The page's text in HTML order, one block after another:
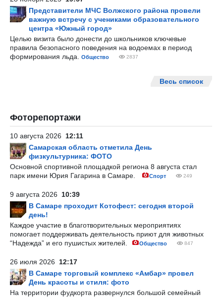
Представители МЧС Волжского района провели
важную встречу с учениками образовательного
центра «Южный город»
Целью визита было донести до школьников ключевые
правила безопасного поведения на водоемах в период
формирования льда.
Общество 2837
Весь список
Фоторепортажи
10 августа 2026 12:11
Самарская область отметила День
физкультурника: ФОТО
Основной спортивной площадкой региона 8 августа стал
парк имени Юрия Гагарина в Самаре.
Спорт 249
9 августа 2026 10:39
В Самаре проходит Котофест: сегодня второй
день!
Каждое участие в благотворительных мероприятиях
помогает поддерживать деятельность приют для животных
“Надежда” и его пушистых жителей.
Общество 847
26 июля 2026 12:17
В Самаре торговый комплекс «Амбар» провел
День красоты и стиля: фото
На территории фудкорта развернулся большой семейный